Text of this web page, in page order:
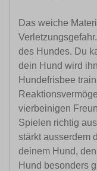
Das weiche
des Hundes. Du
dein Hund wird
Hundefrisbee
vierbeinigen
Spielen richtig
stärkt ausserdem
deinem Hund,
Hund besonders